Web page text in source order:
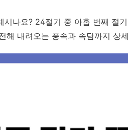
시나요? 24절기 중 아홉 번째 절
해 내려오는 풍속과 속담까지 상